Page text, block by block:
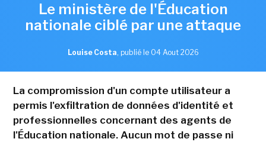
Le ministère de l'Éducation
nationale ciblé par une attaque
Louise Costa, publié le 04 Aout 2026
La compromission d'un compte utilisateur a
permis l'exfiltration de données d'identité et
professionnelles concernant des agents de
l'Éducation nationale. Aucun mot de passe ni